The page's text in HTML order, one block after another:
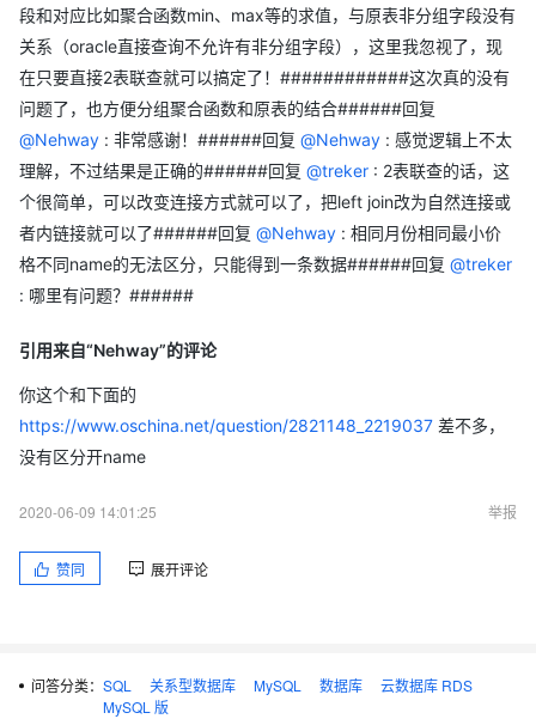
段和对应比如聚合函数min、max等的求值，与原表非分组字段没有
关系（oracle直接查询不允许有非分组字段），这里我忽视了，现
在只要直接2表联查就可以搞定了！############这次真的没有
问题了，也方便分组聚合函数和原表的结合######回复
@Nehway : 非常感谢！######回复 @Nehway : 感觉逻辑上不太
理解，不过结果是正确的######回复 @treker : 2表联查的话，这
个很简单，可以改变连接方式就可以了，把left join改为自然连接或
者内链接就可以了######回复 @Nehway : 相同月份相同最小价
格不同name的无法区分，只能得到一条数据######回复 @treker
: 哪里有问题？######
引用来自“Nehway”的评论
你这个和下面的
https://www.oschina.net/question/2821148_2219037 差不多，
没有区分开name
2020-06-09 14:01:25 举报
赞同 展开评论
问答分类： SQL 关系型数据库 MySQL 数据库
云数据库 RDS
MySQL 版